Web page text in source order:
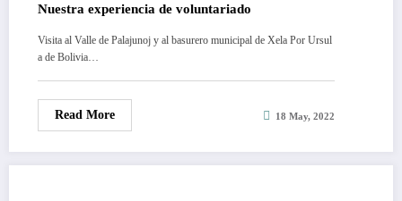
Nuestra experiencia de voluntariado
Visita al Valle de Palajunoj y al basurero municipal de Xela Por Ursul
a de Bolivia…
Read More 18 May, 2022